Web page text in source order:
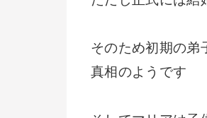
そのため初期の弟
真相のようです